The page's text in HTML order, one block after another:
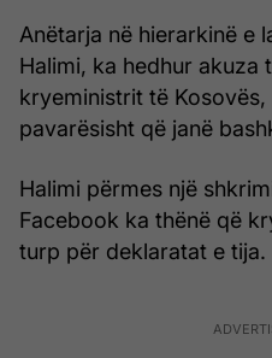
Anëtarja në hierarkinë e
Halimi, ka hedhur akuza
kryeministrit të Kosovës,
pavarësisht që janë
Halimi përmes një
Facebook ka thënë që
turp për deklaratat e tija.